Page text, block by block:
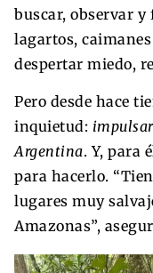
buscar, observar
lagartos,
despertar miedo,
Pero desde hace
inquietud:
Argentina. Y, para
para hacerlo.
lugares muy
Amazonas”,